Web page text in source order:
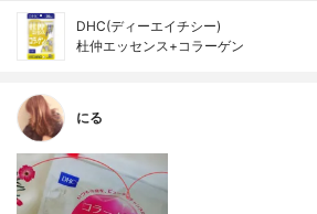
DHC(ディーエイチシー)
杜仲エッセンス+コラーゲン
にる